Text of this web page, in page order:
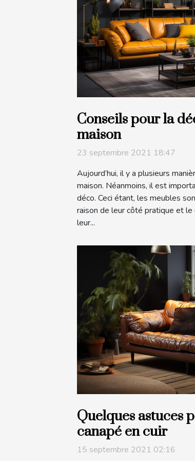
Conseils pour la
maison
23 septembre 2021 18:47
Aujourd’hui, il y a plusieurs
maison. Néanmoins, il est
déco. Ceci étant, les meubles
raison de leur côté pratique et
leur...
Quelques astuces
canapé en cuir
15 septembre 2021 02:16